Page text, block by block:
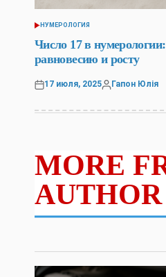
POSTED
IN
НУМЕРОЛОГИЯ
Число 17 в
равновесию и росту
Posted
17 июля, 2025
Posted
Гапон Юлія
MORE
AUTHOR